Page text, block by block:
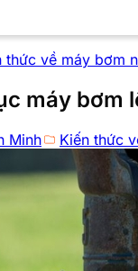
thức về máy bơm
máy bơm
Minh Kiến thức